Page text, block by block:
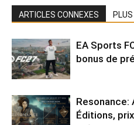
ARTICLES CONNEXES
EA Sports
bonus de
Resonance:
Éditions,